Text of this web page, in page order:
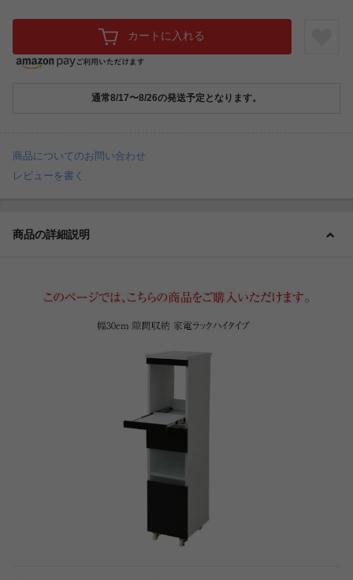
カートに入れる
通常8/17〜8/26の発送予定となります。
商品についてのお問い合わせ
レビューを書く
商品の詳細説明